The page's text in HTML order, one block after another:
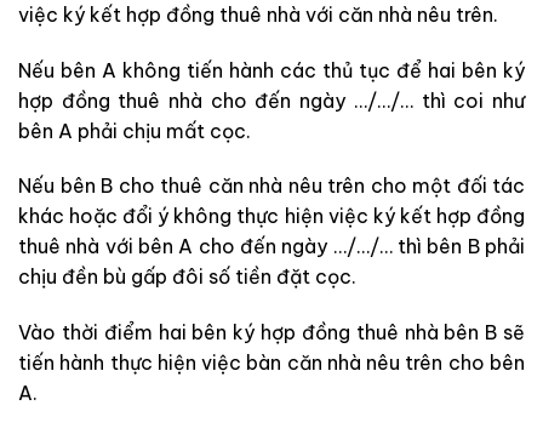
việc ký kết hợp đồng thuê nhà với căn nhà nêu trên.
Nếu bên A không tiến hành các thủ tục để hai bên ký
hợp đồng thuê nhà cho đến ngày …/…/… thì coi như
bên A phải chịu mất cọc.
Nếu bên B cho thuê căn nhà nêu trên cho một đối tác
khác hoặc đổi ý không thực hiện việc ký kết hợp đồng
thuê nhà với bên A cho đến ngày …/…/… thì bên B phải
chịu đền bù gấp đôi số tiền đặt cọc.
Vào thời điểm hai bên ký hợp đồng thuê nhà bên B sẽ
tiến hành thực hiện việc bàn căn nhà nêu trên cho bên
A.